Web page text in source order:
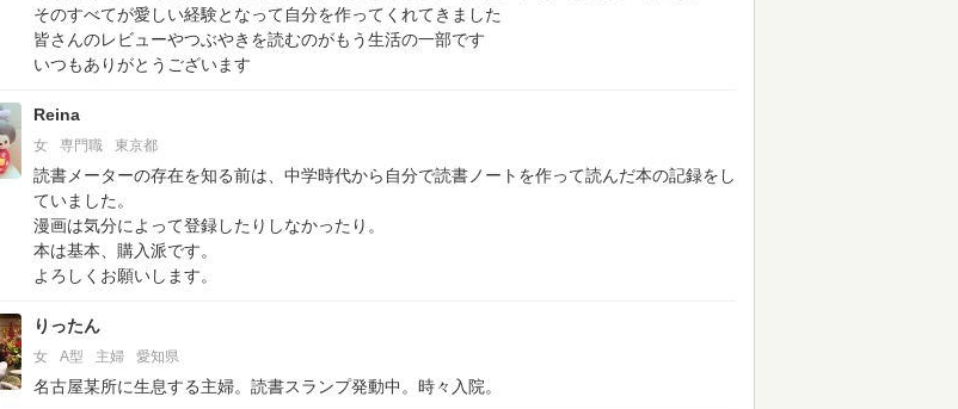
そのすべてが愛しい経験となって自分を作ってくれてきました
皆さんのレビューやつぶやきを読むのがもう生活の一部です
いつもありがとうございます
Reina
女 専門職 東京都
読書メーターの存在を知る前は、中学時代から自分で読書ノートを作って読んだ本の記録をし
ていました。
漫画は気分によって登録したりしなかったり。
本は基本、購入派です。
よろしくお願いします。
りったん
女 A型 主婦 愛知県
名古屋某所に生息する主婦。読書スランプ発動中。時々入院。